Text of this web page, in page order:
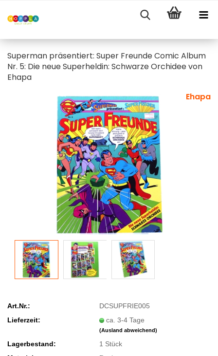
Superman präsentiert: Super Freunde Comic Album
Nr. 5: Die neue Superheldin: Schwarze Orchidee von
Ehapa
Ehapa
Art.Nr.:
DCSUPFRIE005
Lieferzeit:
ca. 3-4 Tage
(Ausland abweichend)
Lagerbestand: 1 Stück